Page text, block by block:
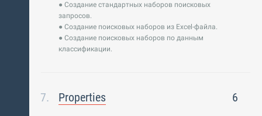
● Создание стандартных наборов поисковых
запросов.
● Создание поисковых наборов из Excel-файла.
● Создание поисковых наборов по данным
классификации.
Properties 6